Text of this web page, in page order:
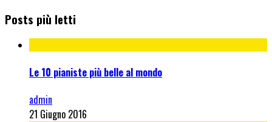
Posts più letti
Le 10 pianiste più belle al mondo
admin
21 Giugno 2016